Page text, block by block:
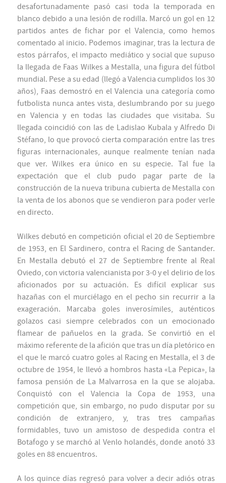
desafortunadamente pasó casi toda la temporada en
blanco debido a una lesión de rodilla. Marcó un gol en 12
partidos antes de fichar por el Valencia, como hemos
comentado al inicio. Podemos imaginar, tras la lectura de
estos párrafos, el impacto mediático y social que supuso
la llegada de Faas Wilkes a Mestalla, una figura del fútbol
mundial. Pese a su edad (llegó a Valencia cumplidos los 30
años), Faas demostró en el Valencia una categoría como
futbolista nunca antes vista, deslumbrando por su juego
en Valencia y en todas las ciudades que visitaba. Su
llegada coincidió con las de Ladislao Kubala y Alfredo Di
Stéfano, lo que provocó cierta comparación entre las tres
figuras internacionales, aunque realmente tenían nada
que ver. Wilkes era único en su especie. Tal fue la
expectación que el club pudo pagar parte de la
construcción de la nueva tribuna cubierta de Mestalla con
la venta de los abonos que se vendieron para poder verle
en directo.
Wilkes debutó en competición oficial el 20 de Septiembre
de 1953, en El Sardinero, contra el Racing de Santander.
En Mestalla debutó el 27 de Septiembre frente al Real
Oviedo, con victoria valencianista por 3-0 y el delirio de los
aficionados por su actuación. Es difícil explicar sus
hazañas con el murciélago en el pecho sin recurrir a la
exageración. Marcaba goles inverosímiles, auténticos
golazos casi siempre celebrados con un emocionado
flamear de pañuelos en la grada. Se convirtió en el
máximo referente de la afición que tras un día pletórico en
el que le marcó cuatro goles al Racing en Mestalla, el 3 de
octubre de 1954, le llevó a hombros hasta «La Pepica», la
famosa pensión de La Malvarrosa en la que se alojaba.
Conquistó con el Valencia la Copa de 1953, una
competición que, sin embargo, no pudo disputar por su
condición de extranjero, y, tras tres campañas
formidables, tuvo un amistoso de despedida contra el
Botafogo y se marchó al Venlo holandés, donde anotó 33
goles en 88 encuentros.
A los quince días regresó para volver a decir adiós otras